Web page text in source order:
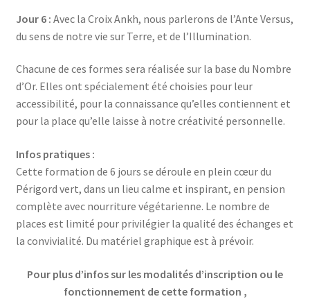
Jour 6 : Avec la Croix Ankh, nous parlerons de l’Ante Versus,
du sens de notre vie sur Terre, et de l’Illumination.
Chacune de ces formes sera réalisée sur la base du Nombre
d’Or. Elles ont spécialement été choisies pour leur
accessibilité, pour la connaissance qu’elles contiennent et
pour la place qu’elle laisse à notre créativité personnelle.
Infos pratiques :
Cette formation de 6 jours se déroule en plein cœur du
Périgord vert, dans un lieu calme et inspirant, en pension
complète avec nourriture végétarienne. Le nombre de
places est limité pour privilégier la qualité des échanges et
la convivialité. Du matériel graphique est à prévoir.
Pour plus d’infos sur les modalités d’inscription ou le
fonctionnement de cette formation ,